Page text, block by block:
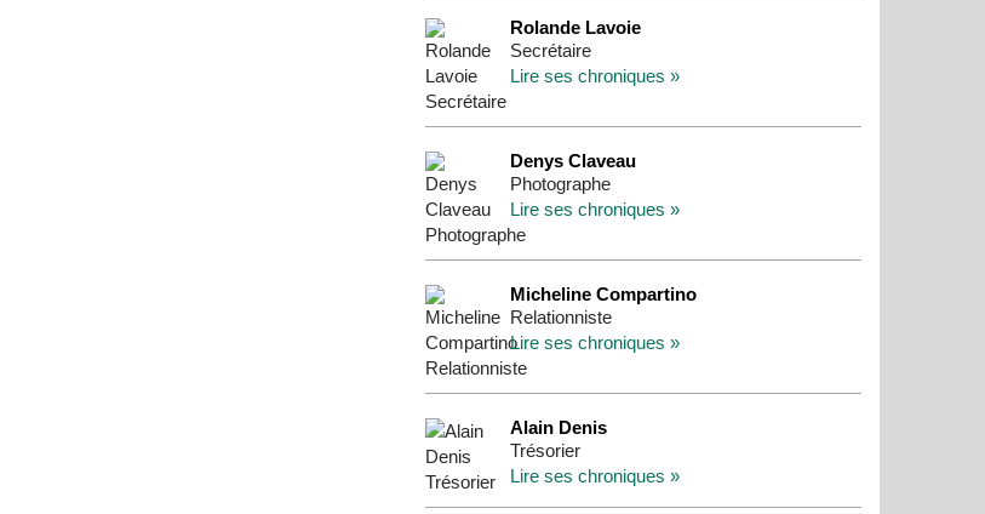
Rolande Lavoie
Secrétaire
Lire ses chroniques »
Denys Claveau
Photographe
Lire ses chroniques »
Micheline Compartino
Relationniste
Lire ses chroniques »
Alain Denis
Trésorier
Lire ses chroniques »